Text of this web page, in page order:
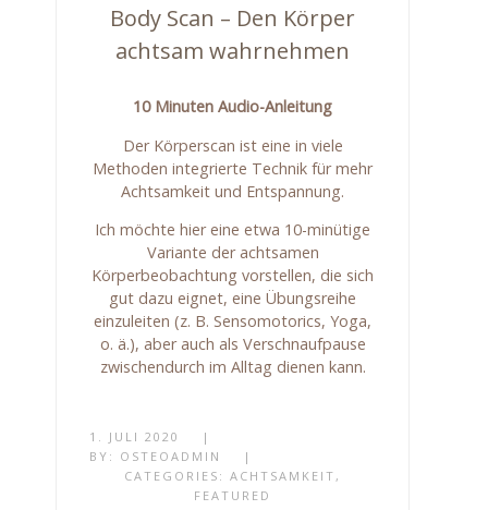
Body Scan – Den Körper
achtsam wahrnehmen
10 Minuten Audio-Anleitung
Der Körperscan ist eine in viele
Methoden integrierte Technik für mehr
Achtsamkeit und Entspannung.
Ich möchte hier eine etwa 10-minütige
Variante der achtsamen
Körperbeobachtung vorstellen, die sich
gut dazu eignet, eine Übungsreihe
einzuleiten (z. B. Sensomotorics, Yoga,
o. ä.), aber auch als Verschnaufpause
zwischendurch im Alltag dienen kann.
1. JULI 2020
|
BY: OSTEOADMIN
|
CATEGORIES:ACHTSAMKEIT ,
FEATURED